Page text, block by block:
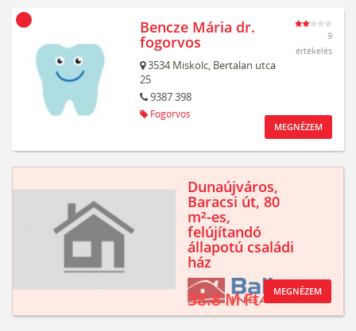
Bencze Mária dr.
fogorvos
3534 Miskolc, Bertalan utca
25
9387 398
Fogorvos
9
értékelés
MEGNÉZEM
Dunaújváros,
Baracsi út, 80
m²-es,
felújítandó
állapotú családi
ház
38.8 M Ft MEGNÉZEM